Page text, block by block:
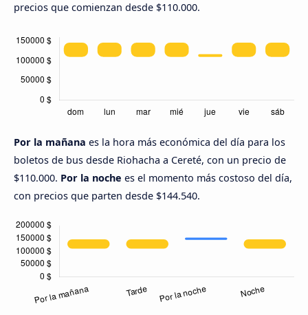
precios que comienzan desde $110.000.
Por la mañana es la hora más económica del día para los
boletos de bus desde Riohacha a Cereté, con un precio de
$110.000. Por la noche es el momento más costoso del día,
con precios que parten desde $144.540.